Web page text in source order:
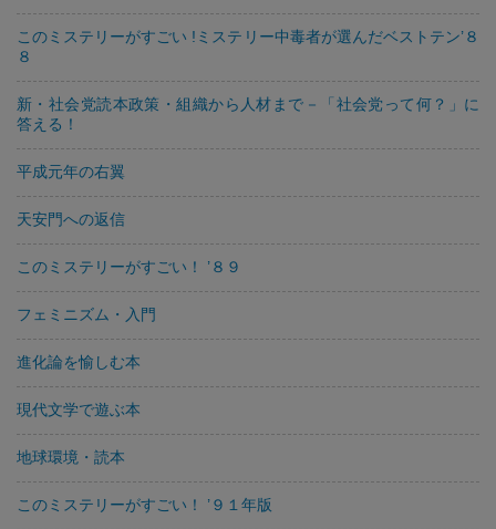
このミステリーがすごい !ミステリー中毒者が選んだベストテン’８
８
新・社会党読本政策・組織から人材まで－「社会党って何？」に
答える！
平成元年の右翼
天安門への返信
このミステリーがすごい！ ’８９
フェミニズム・入門
進化論を愉しむ本
現代文学で遊ぶ本
地球環境・読本
このミステリーがすごい！ ’９１年版